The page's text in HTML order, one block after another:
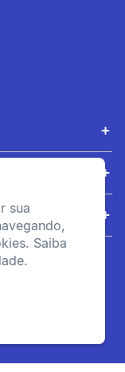
sua
Saiba
prática para
da criança